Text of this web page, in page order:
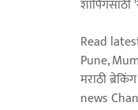
शॉपिंगसाठी
Read
Pune,
मराठी
news